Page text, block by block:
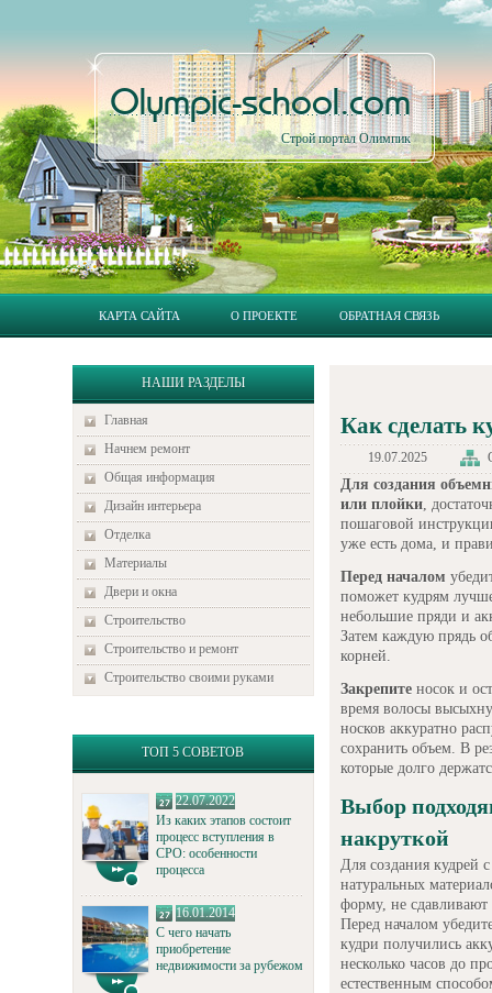
Olympic-school.com
Строй портал Олимпик
КАРТА САЙТА О ПРОЕКТЕ ОБРАТНАЯ СВЯЗЬ
НАШИ РАЗДЕЛЫ
Главная
Начнем ремонт
Общая информация
Дизайн интерьера
Отделка
Материалы
Двери и окна
Строительство
Строительство и ремонт
Строительство своими руками
ТОП 5 СОВЕТОВ
22.07.2022
Из каких этапов состоит
процесс вступления в
СРО: особенности
процесса
16.01.2014
С чего начать
приобретение
недвижимости за рубежом
Как сделать
19.07.2025
Для создания
или плойки ,
пошаговой
уже есть дома, и
Перед началом
поможет кудрям
небольшие пряди и
Затем каждую прядь
корней.
Закрепите носок и
время волосы
носков аккуратно
сохранить объем. В
которые долго
Выбор
накруткой
Для создания кудрей
натуральных
форму, не сдавливают
Перед началом
кудри получились
несколько часов до
естественным